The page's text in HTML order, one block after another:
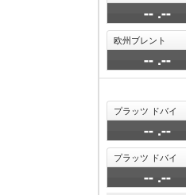
-- .--
欧州ブレント
-- .--
プラッツ ドバイ
-- .--
プラッツ ドバイ
-- .--